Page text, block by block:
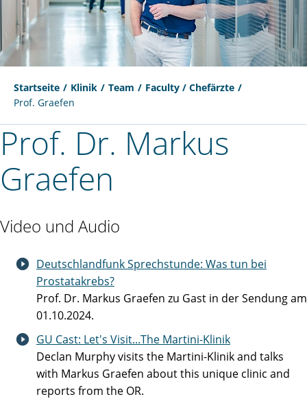
Startseite Klinik Team
Faculty / Chefärzte
Prof. Graefen
Prof. Dr. Markus
Graefen
Video und Audio
Deutschlandfunk Sprechstunde: Was tun bei
Prostatakrebs?
Prof. Dr. Markus Graefen zu Gast in der Sendung am
01.10.2024.
GU Cast: Let's Visit...The Martini-Klinik
Declan Murphy visits the Martini-Klinik and talks
with Markus Graefen about this unique clinic and
reports from the OR.